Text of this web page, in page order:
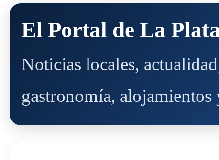
El Portal de La
Noticias locales,
gastronomía,